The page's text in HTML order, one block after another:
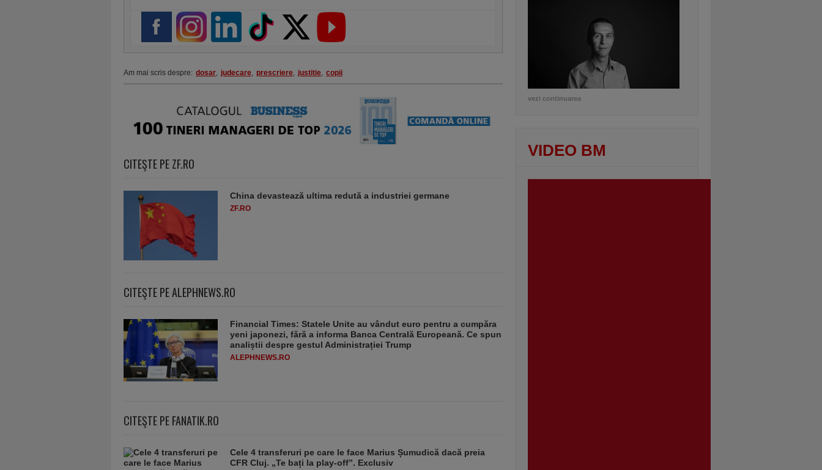
Am mai scris despre: dosar, judecare, prescriere, justitie, copii
CITEŞTE PE ZF.RO
China devastează ultima redută a industriei germane
ZF.RO
CITEŞTE PE ALEPHNEWS.RO
Financial Times: Statele Unite au vândut euro pentru a cumpăra
yeni japonezi, fără a informa Banca Centrală Europeană. Ce spun
analiștii despre gestul Administrației Trump
ALEPHNEWS.RO
CITEŞTE PE FANATIK.RO
Cele 4 transferuri pe care le face Marius Șumudică dacă preia
CFR Cluj. „Te bați la play-off”. Exclusiv
vezi continuarea
VIDEO BM